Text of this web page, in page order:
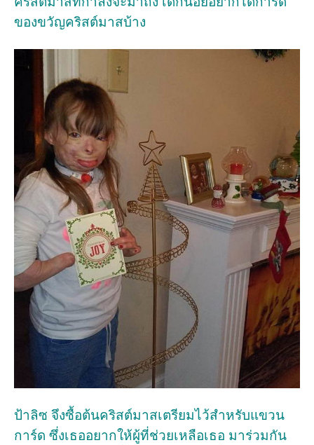
ของขวัญคริสต์มาสบ้าง
ป้าลิซ จึงซื้อต้นคริสต์มาสเตรียมไว้สำหรับแขวน
การ์ด ซึ่งเธออยากให้ผู้ที่ช่วยเหลือเธอ มาร่วมกัน